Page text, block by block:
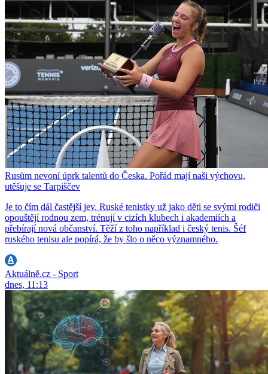
Rusům nevoní úprk talentů do Česka. Pořád mají naši výchovu,
utěšuje se Tarpiščev
Je to čím dál častější jev. Ruské tenistky už jako děti se svými rodiči
opouštějí rodnou zem, trénují v cizích klubech i akademiích a
přebírají nová občanství. Těží z toho například i český tenis. Šéf
ruského tenisu ale popírá, že by šlo o něco významného.
Aktuálně.cz - Sport
dnes, 11:13